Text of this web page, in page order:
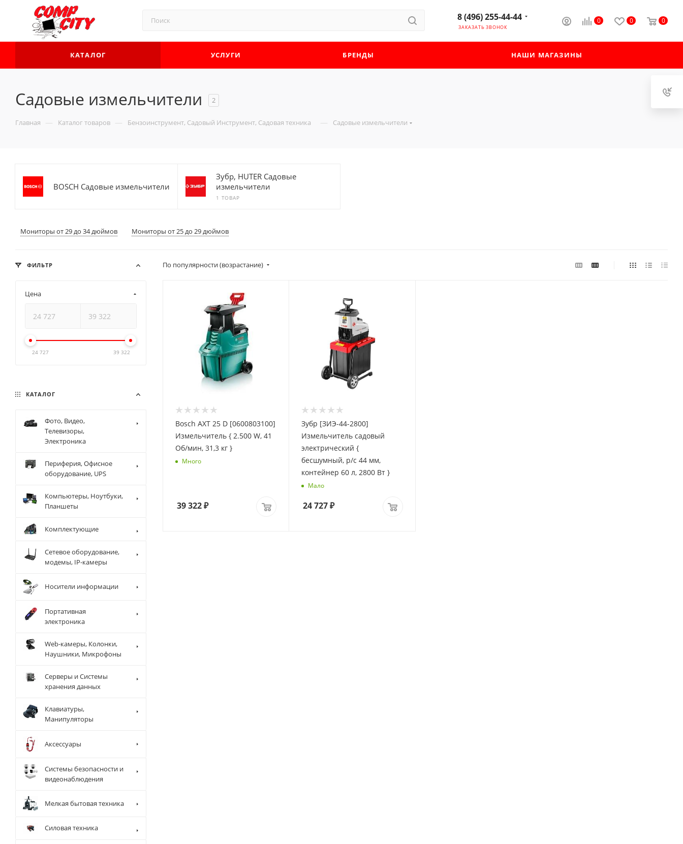
0 0 0
8 (496) 255-44-44
ЗАКАЗАТЬ ЗВОНОК
КАТАЛОГ УСЛУГИ БРЕНДЫ НАШИ МАГАЗИНЫ
Садовые измельчители 2
Главная — Каталог товаров — Бензоинструмент, Садовый Инструмент, Садовая техника — Садовые измельчители
BOSCH Садовые измельчители
Зубр, HUTER Садовые
измельчители
1 ТОВАР
Мониторы от 29 до 34 дюймов Мониторы от 25 до 29 дюймов
По популярности (возрастание)
Bosch AXT 25 D [0600803100]
Измельчитель { 2.500 W, 41
Об/мин, 31,3 кг }
Много
39 322₽
Зубр [ЗИЭ-44-2800]
Измельчитель садовый
электрический {
бесшумный, р/с 44 мм,
контейнер 60 л, 2800 Вт }
Мало
24 727₽
ФИЛЬТР
Цена
24 727 39 322
КАТАЛОГ
Фото, Видео,
Телевизоры,
Электроника
Периферия, Офисное
оборудование, UPS
Компьютеры, Ноутбуки,
Планшеты
Комплектующие
Сетевое оборудование,
модемы, IP-камеры
Носители информации
Портативная
электроника
Web-камеры, Колонки,
Наушники, Микрофоны
Серверы и Системы
хранения данных
Клавиатуры,
Манипуляторы
Аксессуары
Системы безопасности и
видеонаблюдения
Мелкая бытовая техника
Силовая техника